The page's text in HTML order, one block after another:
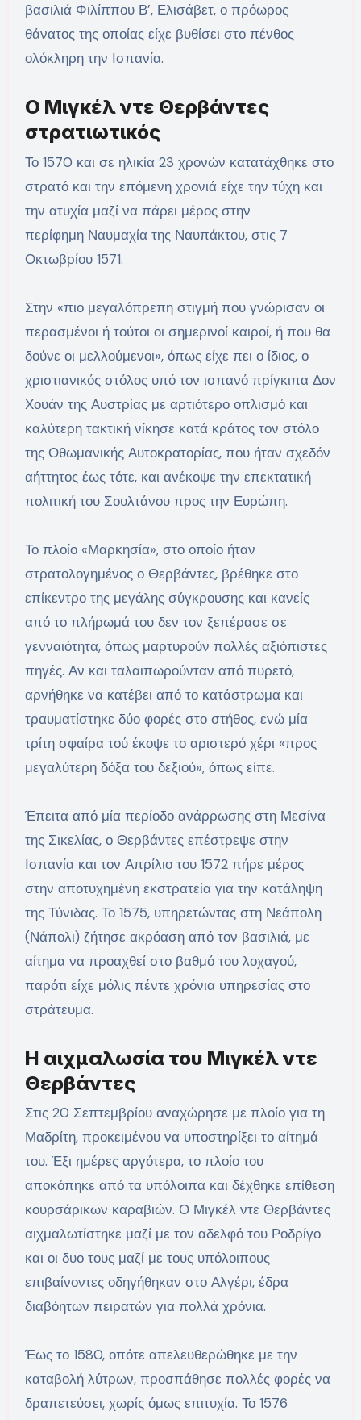
βασιλιά Φιλίππου Β’, Ελισάβετ, ο πρόωρος
θάνατος της οποίας είχε βυθίσει στο πένθος
ολόκληρη την Ισπανία.
Ο Μιγκέλ ντε Θερβάντες
στρατιωτικός
Το 1570 και σε ηλικία 23 χρονών κατατάχθηκε στο
στρατό και την επόμενη χρονιά είχε την τύχη και
την ατυχία μαζί να πάρει μέρος στην
περίφημη Ναυμαχία της Ναυπάκτου, στις 7
Οκτωβρίου 1571.
Στην «πιο μεγαλόπρεπη στιγμή που γνώρισαν οι
περασμένοι ή τούτοι οι σημερινοί καιροί, ή που θα
δούνε οι μελλούμενοι», όπως είχε πει ο ίδιος, ο
χριστιανικός στόλος υπό τον ισπανό πρίγκιπα Δον
Χουάν της Αυστρίας με αρτιότερο οπλισμό και
καλύτερη τακτική νίκησε κατά κράτος τον στόλο
της Οθωμανικής Αυτοκρατορίας, που ήταν σχεδόν
αήττητος έως τότε, και ανέκοψε την επεκτατική
πολιτική του Σουλτάνου προς την Ευρώπη.
Το πλοίο «Μαρκησία», στο οποίο ήταν
στρατολογημένος ο Θερβάντες, βρέθηκε στο
επίκεντρο της μεγάλης σύγκρουσης και κανείς
από το πλήρωμά του δεν τον ξεπέρασε σε
γενναιότητα, όπως μαρτυρούν πολλές αξιόπιστες
πηγές. Αν και ταλαιπωρούνταν από πυρετό,
αρνήθηκε να κατέβει από το κατάστρωμα και
τραυματίστηκε δύο φορές στο στήθος, ενώ μία
τρίτη σφαίρα τού έκοψε το αριστερό χέρι «προς
μεγαλύτερη δόξα του δεξιού», όπως είπε.
Έπειτα από μία περίοδο ανάρρωσης στη Μεσίνα
της Σικελίας, ο Θερβάντες επέστρεψε στην
Ισπανία και τον Απρίλιο του 1572 πήρε μέρος
στην αποτυχημένη εκστρατεία για την κατάληψη
της Τύνιδας. Το 1575, υπηρετώντας στη Νεάπολη
(Νάπολι) ζήτησε ακρόαση από τον βασιλιά, με
αίτημα να προαχθεί στο βαθμό του λοχαγού,
παρότι είχε μόλις πέντε χρόνια υπηρεσίας στο
στράτευμα.
Η αιχμαλωσία του Μιγκέλ ντε
Θερβάντες
Στις 20 Σεπτεμβρίου αναχώρησε με πλοίο για τη
Μαδρίτη, προκειμένου να υποστηρίξει το αίτημά
του. Έξι ημέρες αργότερα, το πλοίο του
αποκόπηκε από τα υπόλοιπα και δέχθηκε επίθεση
κουρσάρικων καραβιών. Ο Μιγκέλ ντε Θερβάντες
αιχμαλωτίστηκε μαζί με τον αδελφό του Ροδρίγο
και οι δυο τους μαζί με τους υπόλοιπους
επιβαίνοντες οδηγήθηκαν στο Αλγέρι, έδρα
διαβόητων πειρατών για πολλά χρόνια.
Έως το 1580, οπότε απελευθερώθηκε με την
καταβολή λύτρων, προσπάθησε πολλές φορές να
δραπετεύσει, χωρίς όμως επιτυχία. Το 1576